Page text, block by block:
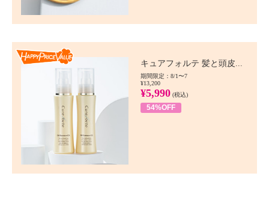
キュアフォルテ 髪と頭皮...
期間限定：8/1〜7
¥13,200
¥5,990 (税込)
54%OFF